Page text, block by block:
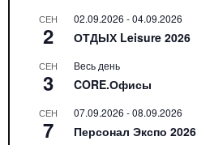
СЕН
2
02.09.2026 -04.09.2026
ОТДЫХ Leisure 2026
СЕН
3
Весь день
CORE.Офисы
СЕН
7
07.09.2026 -08.09.2026
Персонал Экспо 2026